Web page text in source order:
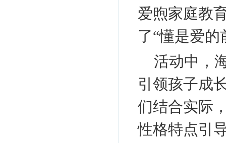
爱煦家庭教
了“懂是爱
活动中，
引领孩子成
们结合实际
性格特点引